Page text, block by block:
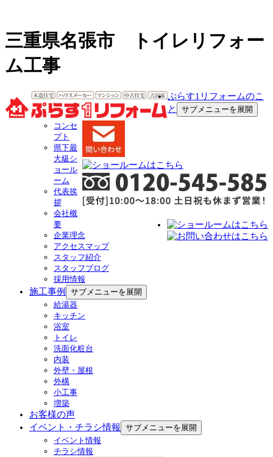
三重県名張市 トイレリフォー
ム工事
ぷらす1リフォームのこ
と
サブメニューを展開
コンセ
プト
県下最
大級シ
ョール
ーム
代表挨
拶
会社概
要
企業理念
アクセスマップ
スタッフ紹介
スタッフブログ
採用情報
施工事例
サブメニューを展開
給湯器
キッチン
浴室
トイレ
洗面化粧台
内装
外壁・屋根
外構
小工事
増築
お客様の声
イベント・チラシ情報 サブメニューを展開
イベント情報
チラシ情報